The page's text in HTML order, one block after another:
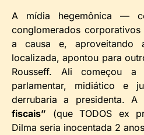
A mídia hegemônica —
conglomerados
a causa e, aproveitando
localizada, apontou para
Rousseff. Ali começou
parlamentar, midiático e
derrubaria a presidenta. A
fiscais” (que TODOS ex
Dilma seria inocentada 2